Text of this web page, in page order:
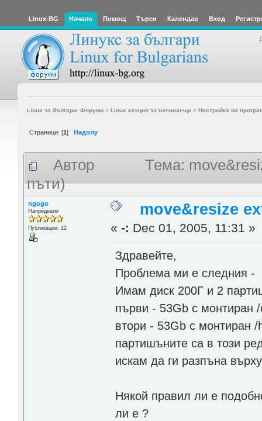
Linux-BG Начало Помощ Търси Календар Вход
Linux за българи: Форуми> Linux секция за начинаещи> Настройка на
Страници: [1] Надолу
Автор
Тема:
пъти)
ngogo
Напреднали
Публикации: 12
move&resize
«-: Dec 01, 2005, 11:31 »
Здравейте,
Проблема ми е следния -
Имам диск 200Г и 2
първи - 53Gb с монтиран
втори - 53Gb с монтиран /
партишъните са в този
искам да ги разпъна
Някой правил ли е
ли е ?